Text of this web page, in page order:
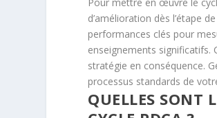
d’amélioration dès l’étape
performances clés pour
enseignements significatifs.
stratégie en conséquence.
processus standards de
QUELLES SONT